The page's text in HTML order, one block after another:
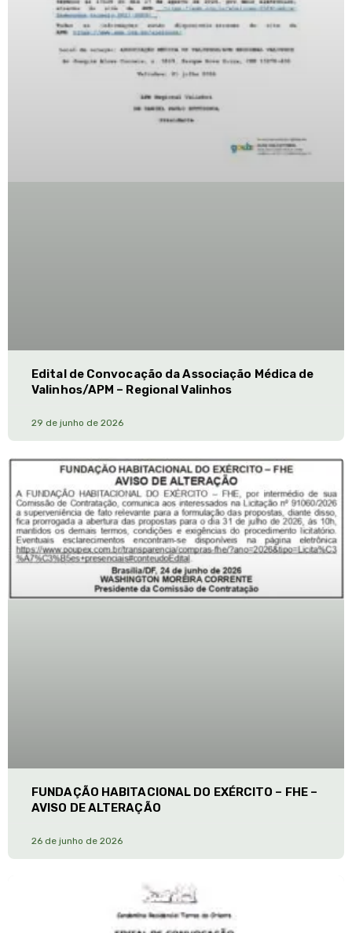
Edital de Convocação da Associação Médica de
Valinhos/APM – Regional Valinhos
29 de junho de 2026
FUNDAÇÃO HABITACIONAL DO EXÉRCITO – FHE –
AVISO DE ALTERAÇÃO
26 de junho de 2026